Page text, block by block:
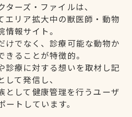
ターズ・ファイルは、
エリア拡大中の獣医師・動物
情報サイト。
けでなく、診療可能な動物か
きることが特徴的。
診療に対する想いを取材し記
して発信し、
として健康管理を行うユーザ
ートしています。